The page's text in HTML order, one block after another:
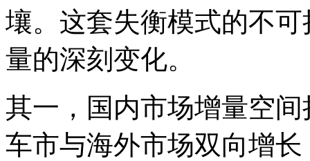
壤。这套失衡模式的不
量的深刻变化。
其一，国内市场增量空
车市与海外市场双向增